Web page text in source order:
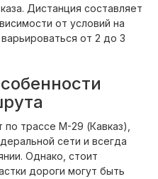
Дистанция составляет
от условий на
от 2 до 3
трассе М-29 (Кавказ),
сети и всегда
Однако, стоит
дороги могут быть